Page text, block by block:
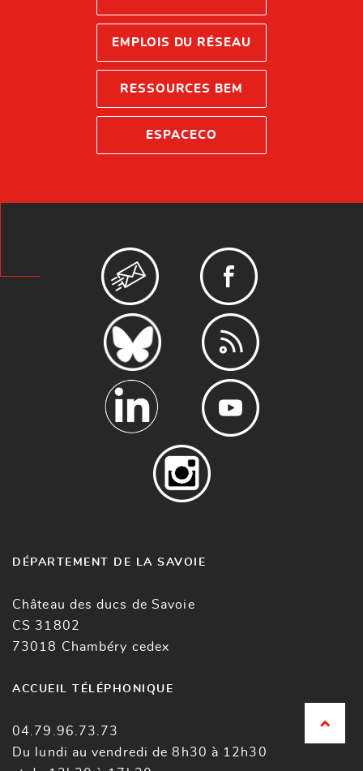
EMPLOIS DU RÉSEAU
RESSOURCES BEM
ESPACECO
DÉPARTEMENT DE LA SAVOIE
Château des ducs de Savoie
CS 31802
73018 Chambéry cedex
ACCUEIL TÉLÉPHONIQUE
04.79.96.73.73
Du lundi au vendredi de 8h30 à 12h30